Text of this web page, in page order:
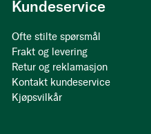
Kundeservice
Ofte stilte spørsmål
Frakt og levering
Retur og reklamasjon
Kontakt kundeservice
Kjøpsvilkår